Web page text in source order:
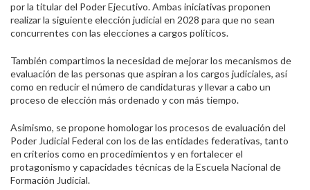
por la titular del Poder Ejecutivo. Ambas iniciativas proponen
realizar la siguiente elección judicial en 2028 para que no sean
concurrentes con las elecciones a cargos políticos.
También compartimos la necesidad de mejorar los mecanismos de
evaluación de las personas que aspiran a los cargos judiciales, así
como en reducir el número de candidaturas y llevar a cabo un
proceso de elección más ordenado y con más tiempo.
Asimismo, se propone homologar los procesos de evaluación del
Poder Judicial Federal con los de las entidades federativas, tanto
en criterios como en procedimientos y en fortalecer el
protagonismo y capacidades técnicas de la Escuela Nacional de
Formación Judicial.